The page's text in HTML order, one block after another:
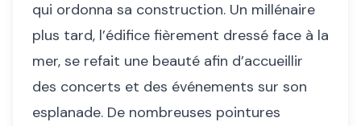
qui ordonna sa construction. Un millénaire
plus tard, l’édifice fièrement dressé face à la
mer, se refait une beauté afin d’accueillir
des concerts et des événements sur son
esplanade. De nombreuses pointures